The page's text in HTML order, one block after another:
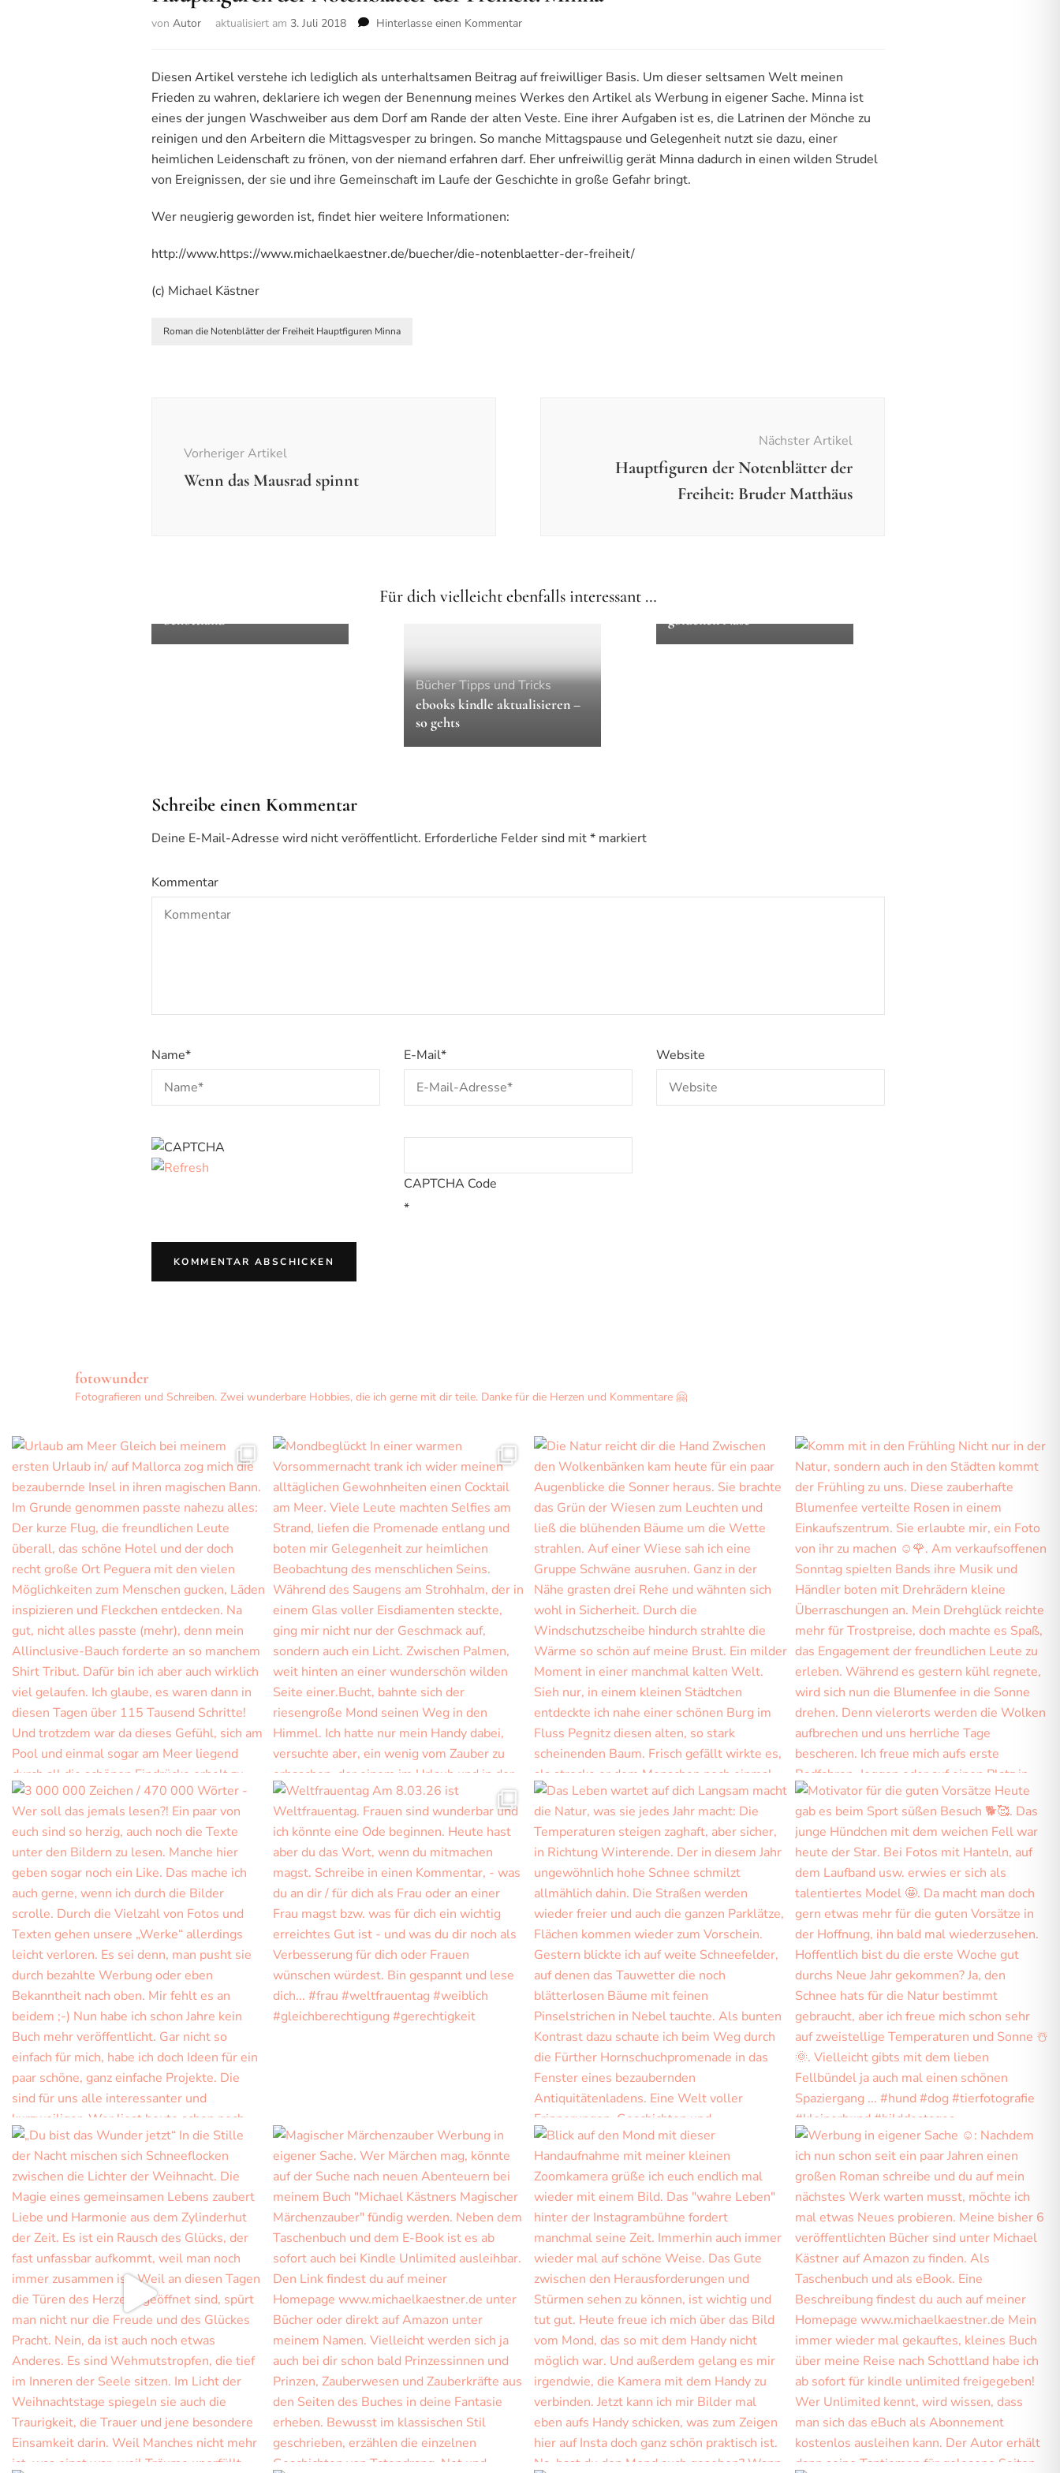
von Autor aktualisiert am 3. Juli 2018 Hinterlasse einen Kommentarzu
Notenblätter
Freiheit:
Minna
Diesen Artikel verstehe ich lediglich als unterhaltsamen Beitrag auf freiwilliger Basis. Um dieser seltsamen Welt meinen
Frieden zu wahren, deklariere ich wegen der Benennung meines Werkes den Artikel als Werbung in eigener Sache. Minna ist
eines der jungen Waschweiber aus dem Dorf am Rande der alten Veste. Eine ihrer Aufgaben ist es, die Latrinen der Mönche zu
reinigen und den Arbeitern die Mittagsvesper zu bringen. So manche Mittagspause und Gelegenheit nutzt sie dazu, einer
heimlichen Leidenschaft zu frönen, von der niemand erfahren darf. Eher unfreiwillig gerät Minna dadurch in einen wilden Strudel
von Ereignissen, der sie und ihre Gemeinschaft im Laufe der Geschichte in große Gefahr bringt.
Wer neugierig geworden ist, findet hier weitere Informationen:
http://www.https://www.michaelkaestner.de/buecher/die-notenblaetter-der-freiheit/
(c) Michael Kästner
Roman die Notenblätter der Freiheit Hauptfiguren Minna
Vorheriger Artikel
Wenn das Mausrad spinnt
Nächster Artikel
Hauptfiguren der Notenblätter der
Freiheit: Bruder Matthäus
Für dich vielleicht ebenfalls interessant …
Schottland
BücherTipps und Tricks
ebooks kindle aktualisieren –
so gehts
goldenen Nase
Schreibe einen Kommentar
Deine E-Mail-Adresse wird nicht veröffentlicht. Erforderliche Felder sind mit* markiert
Kommentar
Name* E-Mail* Website
CAPTCHA Code
*
fotowunder
Fotografieren und Schreiben. Zwei wunderbare Hobbies, die ich gerne mit dir teile. Danke für die Herzen und Kommentare 🤗